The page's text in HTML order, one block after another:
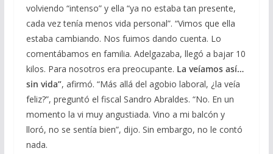
volviendo “intenso” y ella “ya no estaba tan presente,
cada vez tenía menos vida personal”. “Vimos que ella
estaba cambiando. Nos fuimos dando cuenta. Lo
comentábamos en familia. Adelgazaba, llegó a bajar 10
kilos. Para nosotros era preocupante. La veíamos así…
sin vida”, afirmó. “Más allá del agobio laboral, ¿la veía
feliz?”, preguntó el fiscal Sandro Abraldes. “No. En un
momento la vi muy angustiada. Vino a mi balcón y
lloró, no se sentía bien”, dijo. Sin embargo, no le contó
nada.